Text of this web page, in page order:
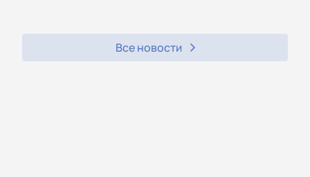
Все новости